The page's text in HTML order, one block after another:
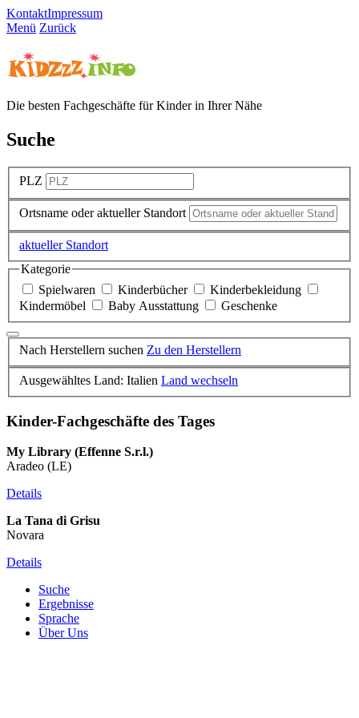
KontaktImpressum
Menü Zurück
Die besten Fachgeschäfte für Kinder in Ihrer Nähe
Suche
PLZ
Ortsname oder aktueller Standort
aktueller Standort
Kategorie
Spielwaren
Kinderbücher
Kinderbekleidung
Kindermöbel
Baby Ausstattung Geschenke
Nach Herstellern suchen Zu den Herstellern
Ausgewähltes Land: Italien Land wechseln
Kinder-Fachgeschäfte des Tages
My Library (Effenne S.r.l.)
Aradeo (LE)
Details
La Tana di Grisu
Novara
Details
Suche
Ergebnisse
Sprache
Über Uns